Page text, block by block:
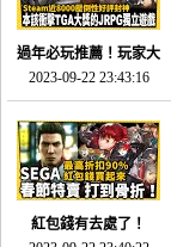
過年必玩推薦！玩家大
推的JRPG神作《神之
天平》介紹！-電玩宅
速配20230126
2023-09-22 23:43:16
紅包錢有去處了！